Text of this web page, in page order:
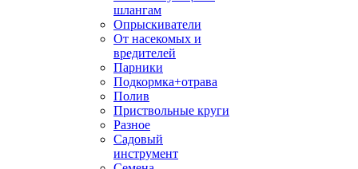
шлангам
Опрыскиватели
От насекомых и
вредителей
Парники
Подкормка+отрава
Полив
Приствольные круги
Разное
Садовый
инструмент